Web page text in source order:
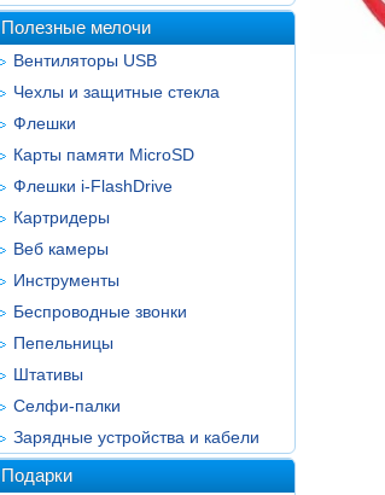
Полезные мелочи
Вентиляторы USB
Чехлы и защитные стекла
Флешки
Карты памяти MicroSD
Флешки i-FlashDrive
Картридеры
Веб камеры
Инструменты
Беспроводные звонки
Пепельницы
Штативы
Селфи-палки
Зарядные устройства и кабели
Подарки